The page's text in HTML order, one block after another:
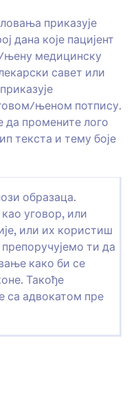
приказује
дана које пацијент
њену медицинску
савет или
њеном потпису.
промените лого
текста и тему боје
образаца.
уговор, или
или их користиш
ти да
како би се
Такође
са адвокатом пре